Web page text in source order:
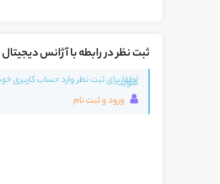
ثبت نظر در رابطه با آژانس
لطفا برای ثبت نظر وارد حساب کاربری
شوید.
ورود و ثبت نام